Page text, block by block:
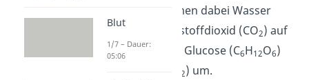
Organismen nehmen dabei Wasser
O) und Kohlenstoffdioxid (CO2) auf
und wandeln es in Glucose (C6H12O6)
2) um.
Blut
1/7 – Dauer:
05:06